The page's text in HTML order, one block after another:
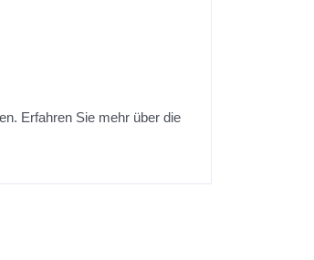
Erfahren Sie mehr über die